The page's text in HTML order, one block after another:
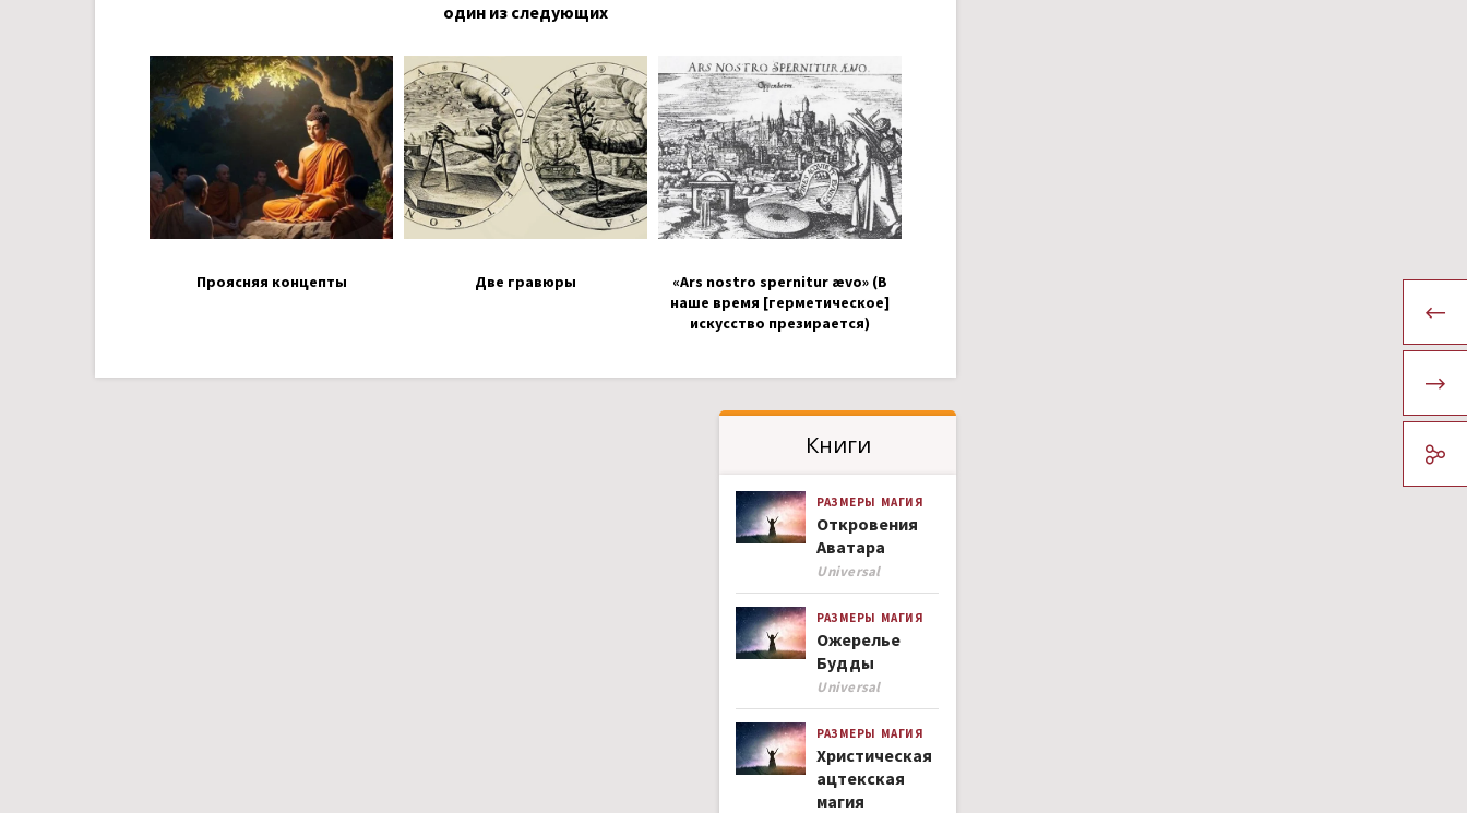
один из следующих
Проясняя концепты Две гравюры
«Ars nostro spernitur ævo» (В
наше время [герметическое]
искусство презирается)
Книги
РАЗМЕРЫ МАГИЯ
Откровения
Аватара
Author
Universal
РАЗМЕРЫ МАГИЯ
Ожерелье
Будды
Author
Universal
РАЗМЕРЫ МАГИЯ
Христическая
ацтекская
магия